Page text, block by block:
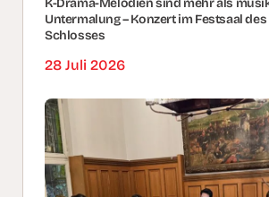
Untermalung – Konzert im Festsaal
Schlosses
28 Juli 2026